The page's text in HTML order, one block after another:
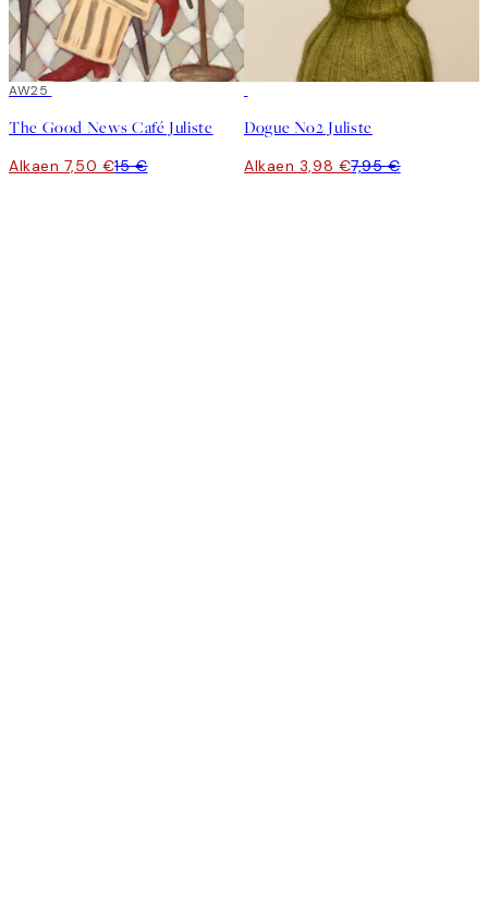
50%*
AW25
The Good News Café Juliste
Alkaen 7,50 €15 €
Dogue No2 Juliste
Alkaen 3,98 €7,95 €